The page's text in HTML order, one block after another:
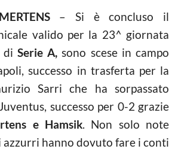
– Si è concluso il
valido per la 23^ giornata
di Serie A, sono scese in campo
successo in trasferta per la
Sarri che ha sorpassato
successo per 0-2 grazie
e Hamsik. Non solo note
azzurri hanno dovuto fare i conti